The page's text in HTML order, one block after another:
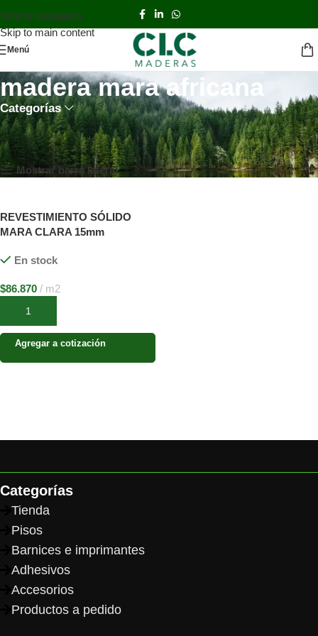
Skip to navigation
Skip to main content
Menú
madera mara africana
Categorías
Inicio TIENDA Productos etiquetados “madera mara africana”
Mostrando el único resultado
Mostrar barra lateral
REVESTIMIENTO SÓLIDO
MARA CLARA 15mm
En stock
$86.870 m2
Añadir al carrito
Agregar a cotización
Categorías
Tienda
Pisos
Barnices e imprimantes
Adhesivos
Accesorios
Productos a pedido